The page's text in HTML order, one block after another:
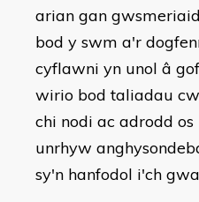
arian gan
bod y swm a'r
cyflawni yn unol â
wirio bod taliadau
chi nodi ac adrodd
unrhyw
sy'n hanfodol i'ch